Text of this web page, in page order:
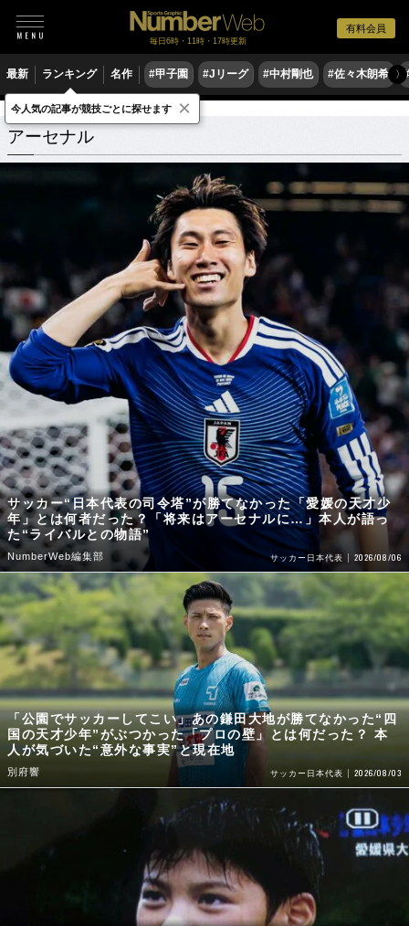
有料会員
毎日6時・11時・17時更新
最新 ランキング 名作 #甲子園 #Jリーグ #中村剛也 #佐々木朗希 〉
アーセナル 関連記事
アーセナル
サッカー“日本代表の司令塔”が勝てなかった「愛媛の天才少
年」とは何者だった？「将来はアーセナルに…」本人が語っ
た“ライバルとの物語”
NumberWeb編集部 サッカー日本代表 2026/08/06
「公園でサッカーしてこい」あの鎌田大地が勝てなかった“四
国の天才少年”がぶつかった「プロの壁」とは何だった？ 本
人が気づいた“意外な事実”と現在地
別府響 サッカー日本代表 2026/08/03
今人気の記事が競技ごとに探せます ×